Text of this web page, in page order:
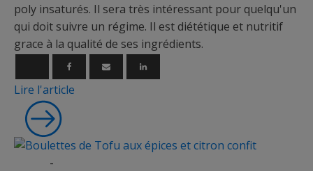
poly insaturés. Il sera très intéressant pour quelqu'un
qui doit suivre un régime. Il est diététique et nutritif
grace à la qualité de ses ingrédients.
Lire l'article
-